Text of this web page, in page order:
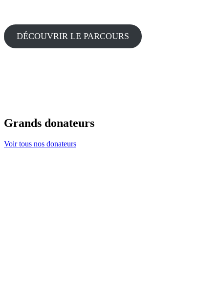
DÉCOUVRIR LE PARCOURS
Grands donateurs
Voir tous nos donateurs